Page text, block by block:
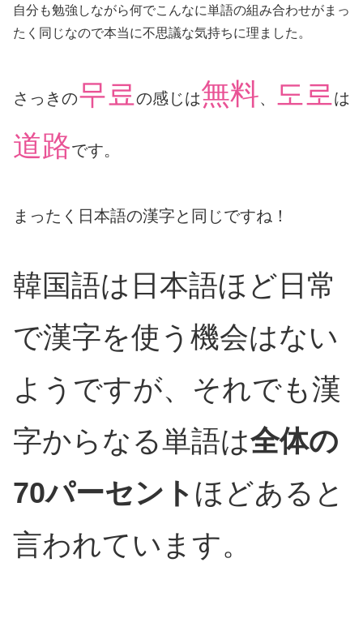
自分も勉強しながら何でこんなに単語の組み合わせがまっ
たく同じなので本当に不思議な気持ちに理ました。
さっきの무료 の感じは無料、 도로 は
道路です。
まったく日本語の漢字と同じですね！
韓国語は日本語ほど日常
で漢字を使う機会はない
ようですが、それでも漢
字からなる単語は全体の
70パーセント ほどあると
言われています。